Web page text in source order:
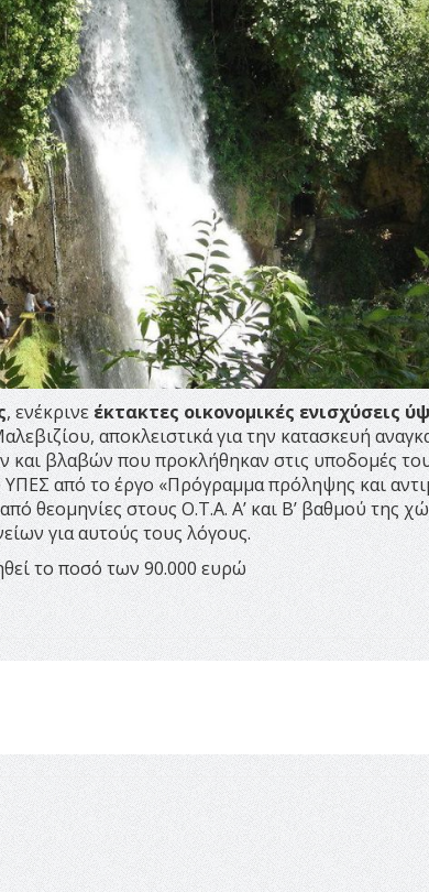
, ενέκρινεέκτακτες οικονομικές ενισχύσεις
αποκλειστικά για την κατασκευή
βλαβών που προκλήθηκαν στις υποδομές
από το έργο «Πρόγραμμα πρόληψης και
θεομηνίες στους Ο.Τ.Α. Α’ και Β’ βαθμού της
για αυτούς τους λόγους.
το ποσό των 90.000 ευρώ